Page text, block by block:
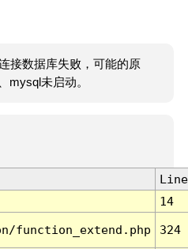
接数据库失败，可能的原
mysql未启动。
Line
14
function_extend.php 324